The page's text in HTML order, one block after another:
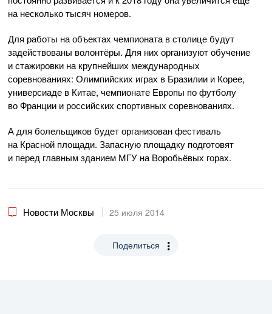
на несколько тысяч номеров.
Для работы на объектах чемпионата в столице будут
задействованы волонтёры. Для них организуют обучение
и стажировки на крупнейших международных
соревнованиях: Олимпийских играх в Бразилии и Корее,
универсиаде в Китае, чемпионате Европы по футболу
во Франции и российских спортивных соревнованиях.
А для болельщиков будет организован фестиваль
на Красной площади. Запасную площадку подготовят
и перед главным зданием МГУ на Воробьёвых горах.
Новости Москвы 25 июля 2014
Поделиться